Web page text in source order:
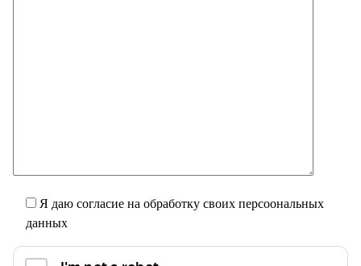
Я даю согласие на обработку своих персоональных
данных